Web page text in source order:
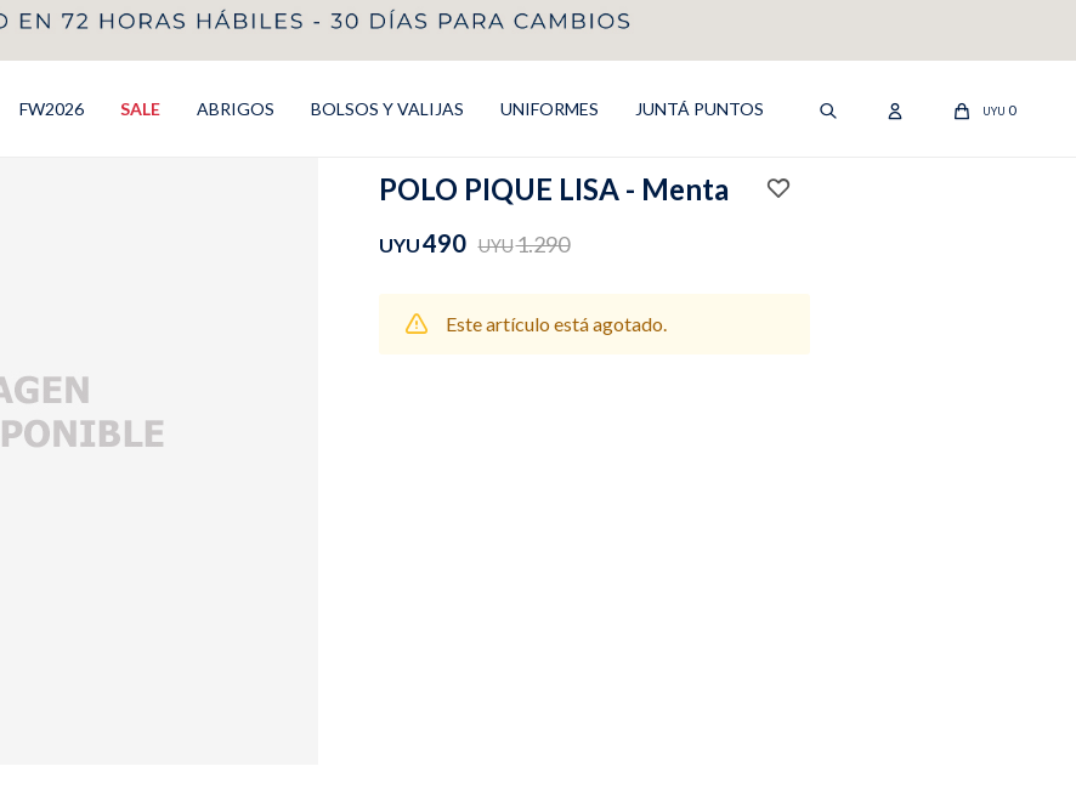
FW2026 SALE ABRIGOS BOLSOS Y VALIJAS UNIFORMES JUNTÁ PUNTOS UYU 0
POLO PIQUE LISA - Menta
UYU490 UYU1.290
Este artículo está agotado.